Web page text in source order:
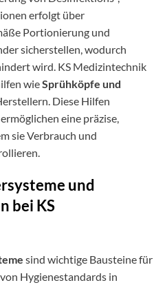
erfolgt über
Portionierung und
sicherstellen, wodurch
wird. KS Medizintechnik
wieSprühköpfe und
Diese Hilfen
eine präzise,
sie Verbrauch und
und
bei KS
sind wichtige Bausteine für
Hygienestandards in